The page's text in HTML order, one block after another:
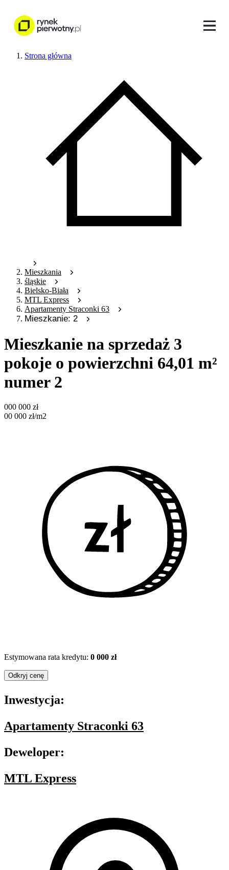
Strona główna
Mieszkania
śląskie
Bielsko-Biała
MTL Express
Apartamenty Straconki 63
Mieszkanie: 2
Mieszkanie na sprzedaż 3
pokoje o powierzchni 64,01 m²
numer 2
000 000 zł
00 000 zł/m2
Estymowana rata kredytu: 0 000 zł
Odkryj cenę
Inwestycja:
Apartamenty Straconki 63
Deweloper:
MTL Express